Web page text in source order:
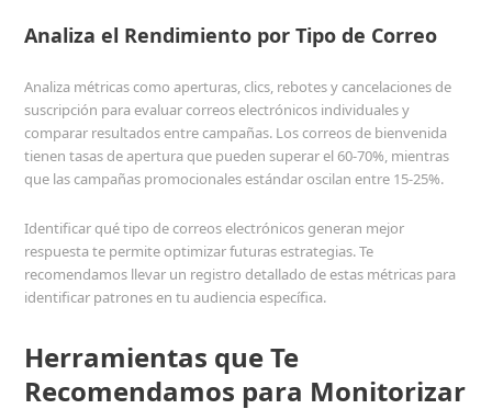
Analiza el Rendimiento por Tipo de Correo
Analiza métricas como aperturas, clics, rebotes y cancelaciones de
suscripción para evaluar correos electrónicos individuales y
comparar resultados entre campañas. Los correos de bienvenida
tienen tasas de apertura que pueden superar el 60-70%, mientras
que las campañas promocionales estándar oscilan entre 15-25%.
Identificar qué tipo de correos electrónicos generan mejor
respuesta te permite optimizar futuras estrategias. Te
recomendamos llevar un registro detallado de estas métricas para
identificar patrones en tu audiencia específica.
Herramientas que Te
Recomendamos para Monitorizar